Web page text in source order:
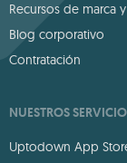
Recursos de marca
Blog corporativo
Contratación
NUESTROS
Uptodown App